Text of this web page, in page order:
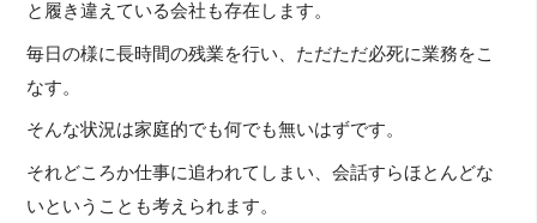
と履き違えている会社も存在します。
毎日の様に長時間の残業を行い、ただただ必死に業務をこ
なす。
そんな状況は家庭的でも何でも無いはずです。
それどころか仕事に追われてしまい、会話すらほとんどな
いということも考えられます。